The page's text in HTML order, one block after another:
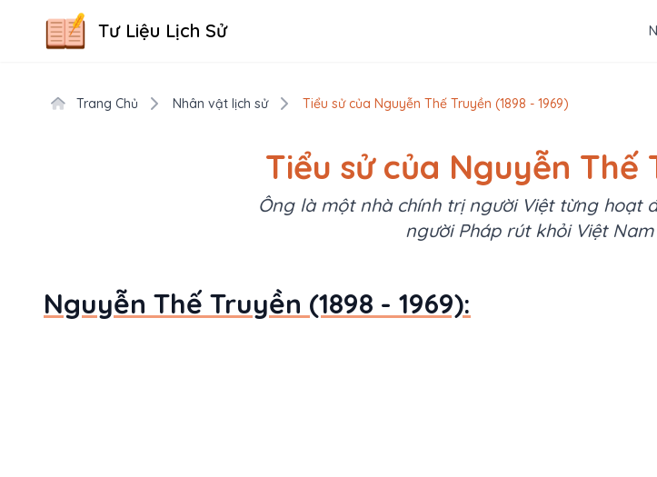
Tư Liệu Lịch Sử
Trang Chủ Nhân vật lịch sử Tiểu sử của Nguyễn Thế Truyền (1898 - 1969)
Tiểu sử của Nguyễn Thế
Ông là một nhà chính trị người Việt từng
người Pháp rút khỏi Việt
Nguyễn Thế Truyền (1898 - 1969):